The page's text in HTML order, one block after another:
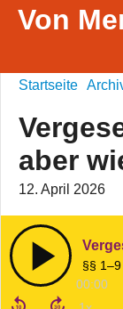
Von
Startseite
aber
12. April 2026
§§
00:00